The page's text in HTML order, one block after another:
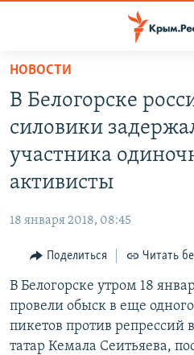
Вернуться
основному
содержанию
главной
Вернутся
поиску
СПЕЦПРОЕКТЫ
ИНТЕРАКТИВ
ИНФОГРАФИКА
ТЕЛЕПРОЕКТ КРЫМ.РЕАЛИИ
ПРОПАВШИЕ БЕЗ ВЕСТИ
РАДІО СВОБОДА
КАК ОБОЙТИ БЛОКИРОВКУ
Українською
Qırımtatar
НОВОСТИ
В Белогорске
силовики
участника
активисты
18 января 2018, 08:45
Поделиться Читать
В Белогорске утром 18
провели обыск в еще
пикетов против
татар Кемала Сеитьяева,